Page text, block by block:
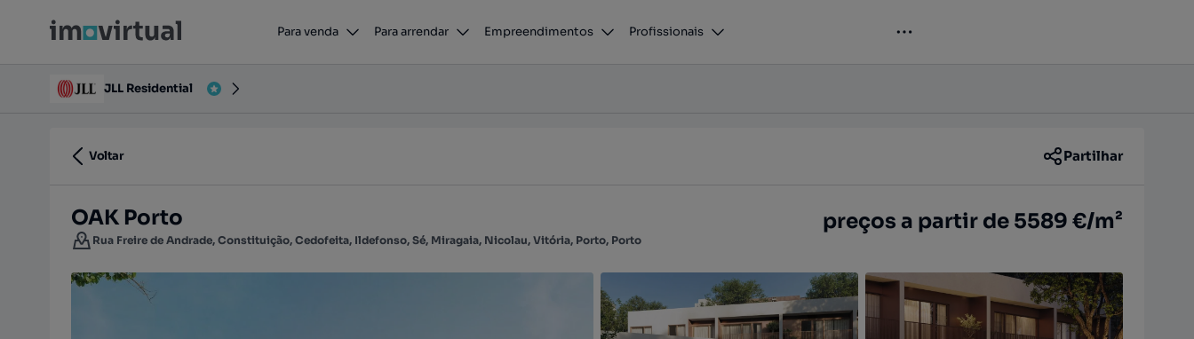
Para venda Para arrendar Empreendimentos Profissionais
OAK Porto
Rua Freire de Andrade, Constituição, Cedofeita, Ildefonso, Sé, Miragaia, Nicolau, Vitória, Porto, Porto
JLL Residential
Voltar Partilhar
OAK Porto
Rua Freire de Andrade, Constituição, Cedofeita, Ildefonso, Sé, Miragaia, Nicolau, Vitória, Porto, Porto
preços a partir de 5589 €/m²